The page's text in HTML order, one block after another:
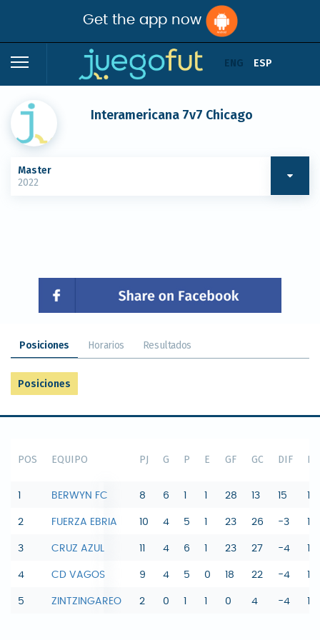
Get the app now
ENG ESP
Interamericana 7v7 Chicago
Master
2022
Posiciones Horarios Resultados
Posiciones
POS EQUIPO PJ G P E GF GC DIF
BERWYN FC 8 6 28 13 15
2 FUERZA EBRIA 10 4 5 23 26 -3
3 CRUZ AZUL 4 6 23 27 -4
4 CD VAGOS 9 4 5 0 18 22 -4
5 ZINTZINGAREO 2 0 0 4 -4